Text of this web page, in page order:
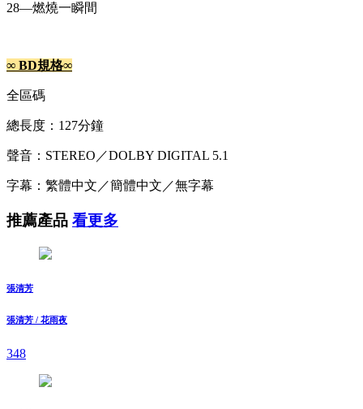
28—燃燒一瞬間
∞ BD規格∞
全區碼
總長度：127分鐘
聲音：STEREO／DOLBY DIGITAL 5.1
字幕：繁體中文／簡體中文／無字幕
推薦產品 看更多
張清芳
張清芳 / 花雨夜
348